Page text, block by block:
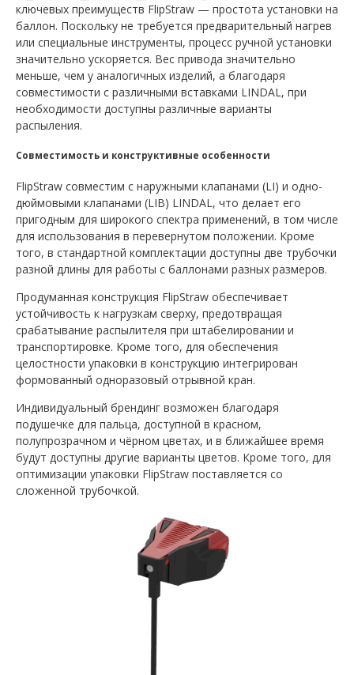
ключевых преимуществ FlipStraw — простота установки на
баллон. Поскольку не требуется предварительный нагрев
или специальные инструменты, процесс ручной установки
значительно ускоряется. Вес привода значительно
меньше, чем у аналогичных изделий, а благодаря
совместимости с различными вставками LINDAL, при
необходимости доступны различные варианты
распыления.
Совместимость и конструктивные особенности
FlipStraw совместим с наружными клапанами (LI) и одно-
дюймовыми клапанами (LIB) LINDAL, что делает его
пригодным для широкого спектра применений, в том числе
для использования в перевернутом положении. Кроме
того, в стандартной комплектации доступны две трубочки
разной длины для работы с баллонами разных размеров.
Продуманная конструкция FlipStraw обеспечивает
устойчивость к нагрузкам сверху, предотвращая
срабатывание распылителя при штабелировании и
транспортировке. Кроме того, для обеспечения
целостности упаковки в конструкцию интегрирован
формованный одноразовый отрывной кран.
Индивидуальный брендинг возможен благодаря
подушечке для пальца, доступной в красном,
полупрозрачном и чёрном цветах, и в ближайшее время
будут доступны другие варианты цветов. Кроме того, для
оптимизации упаковки FlipStraw поставляется со
сложенной трубочкой.